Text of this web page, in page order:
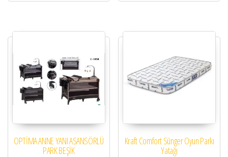
OPTİMA ANNE YANI ASANSÖRLÜ
PARK BEŞİK
Kraft Comfort Sünger Oyun Parkı
Yatağı